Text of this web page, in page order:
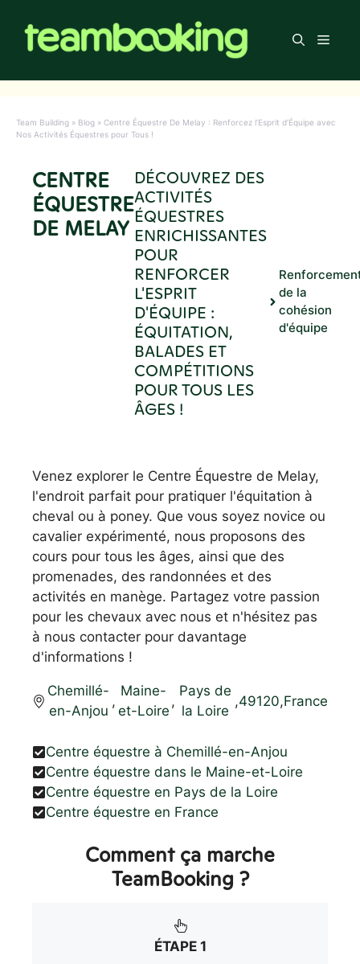
contenu
Menu
Team Building » Blog » Centre Équestre De Melay : Renforcez l’Esprit d’Équipe avec
Nos Activités Équestres pour Tous !
CENTRE
ÉQUESTRE
DE MELAY
DÉCOUVREZ DES
ACTIVITÉS
ÉQUESTRES
ENRICHISSANTES
POUR
RENFORCER
L'ESPRIT
D'ÉQUIPE :
ÉQUITATION,
BALADES ET
COMPÉTITIONS
POUR TOUS LES
ÂGES !
de la
cohésion
d'équipe
Venez explorer le Centre Équestre de Melay,
l'endroit parfait pour pratiquer l'équitation à
cheval ou à poney. Que vous soyez novice ou
cavalier expérimenté, nous proposons des
cours pour tous les âges, ainsi que des
promenades, des randonnées et des
activités en manège. Partagez votre passion
pour les chevaux avec nous et n'hésitez pas
à nous contacter pour davantage
d'informations !
Chemillé-
en-Anjou
,
Maine-
et-Loire
,
Pays de
la Loire
,49120,France
Centre équestre à Chemillé-en-Anjou
Centre équestre dans le Maine-et-Loire
Centre équestre en Pays de la Loire
Centre équestre en France
Comment ça marche
TeamBooking ?
ÉTAPE 1